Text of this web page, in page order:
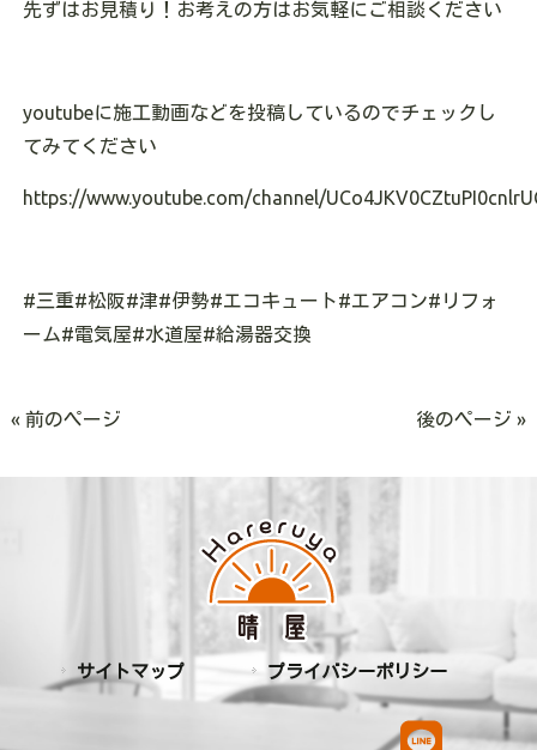
先ずはお見積り！お考えの方はお気軽にご相談ください
youtubeに施工動画などを投稿しているのでチェックし
てみてください
https://www.youtube.com/channel/
#三重#松阪#津#伊勢#エコキュート#エアコン#リフォ
ーム#電気屋#水道屋#給湯器交換
« 前のページ 後のページ »
サイトマップ プライバシーポリシー